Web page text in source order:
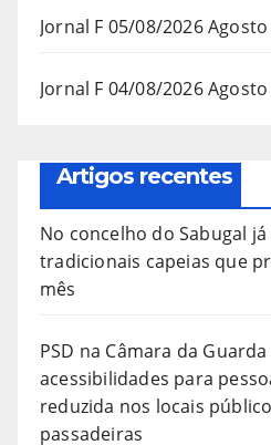
Jornal F 05/08/2026Agosto
Jornal F 04/08/2026Agosto
Artigos recentes
No concelho do Sabugal
tradicionais capeias que
mês
PSD na Câmara da
acessibilidades para
reduzida nos locais
passadeiras